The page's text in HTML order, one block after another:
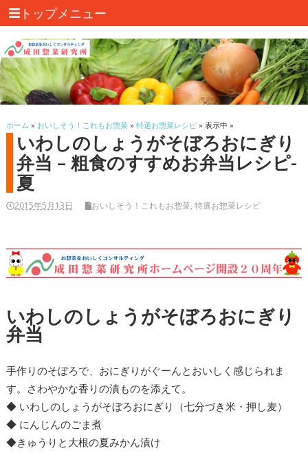
トップメニュー
ホーム » おいしそう！これもお惣菜» 特選お惣菜レシピ» 表示中 »
いわしのしょうがそぼろおにぎり
弁当 – 粗食のすすめお弁当レシピ-
夏
2015年5月13日 おいしそう！これもお惣菜, 特選お惣菜レシピ
いわしのしょうがそぼろおにぎり
弁当
手作りのそぼろで、おにぎりがぐーんとおいしく感じられま
す。さわやかな香りの漬ものを添えて。
◆ いわしのしょうがそぼろおにぎり（七分づき米・押し麦）
◆ にんじんのごま煮
◆きゅうりと大根の夏みかん漬け